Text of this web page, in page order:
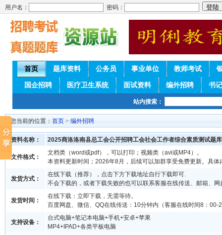
用户名： 密码：
首页 题库资料 公务员 事业单位 教师考试
国企招聘 医疗卫生系统 面试资料 编外招聘 书
站内搜索：
您当前的位置： 首页 > 编外招聘
资料名称： 2025商洛洛南县总工会公开招聘工会社会工作者综合素质测试题库
文件格式：
文档类（word或pdf），可以打印；视频类（avi或MP4）。
本资料更新时间；2026年8月，后续可以加群享受免费更新。具体
发货方式：
在线下载（推荐），点击下方下载地址自行下载即可.
不会下载的，或者下载失败的也可以联系客服在线传送、邮箱、网
发货时间：
在线下载：立即下载，无需等待。
百度网盘、微信、QQ在线传送：10分钟内（客服在线时间8：00-
支持设备：
台式电脑+笔记本电脑+手机+安卓+苹果
MP4+IPAD+各类平板电脑